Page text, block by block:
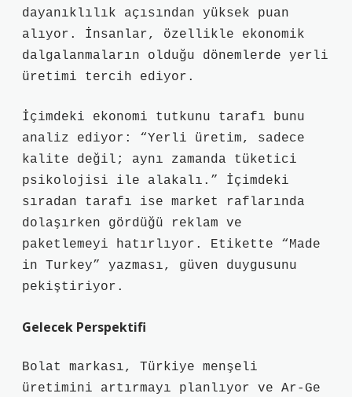
dayanıklılık açısından yüksek puan
alıyor. İnsanlar, özellikle ekonomik
dalgalanmaların olduğu dönemlerde yerli
üretimi tercih ediyor.
İçimdeki ekonomi tutkunu tarafı bunu
analiz ediyor: “Yerli üretim, sadece
kalite değil; aynı zamanda tüketici
psikolojisi ile alakalı.” İçimdeki
sıradan tarafı ise market raflarında
dolaşırken gördüğü reklam ve
paketlemeyi hatırlıyor. Etikette “Made
in Turkey” yazması, güven duygusunu
pekiştiriyor.
Gelecek Perspektifi
Bolat markası, Türkiye menşeli
üretimini artırmayı planlıyor ve Ar-Ge